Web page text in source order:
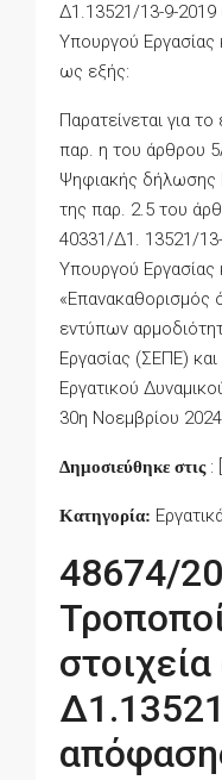
Δ1.13521/13-9-
Υπουργού
ως εξής:
Παρατείνεται για
παρ. η του άρθρου
Ψηφιακής δήλωσης
της παρ. 2.5 του
40331/Δ1. 13521/
Υπουργού
«Επανακαθορισμός
εντύπων
Εργασίας (ΣΕΠΕ)
Εργατικού
30η Νοεμβρίου
Δημοσιεύθηκε στις: [
Κατηγορία:
48674/